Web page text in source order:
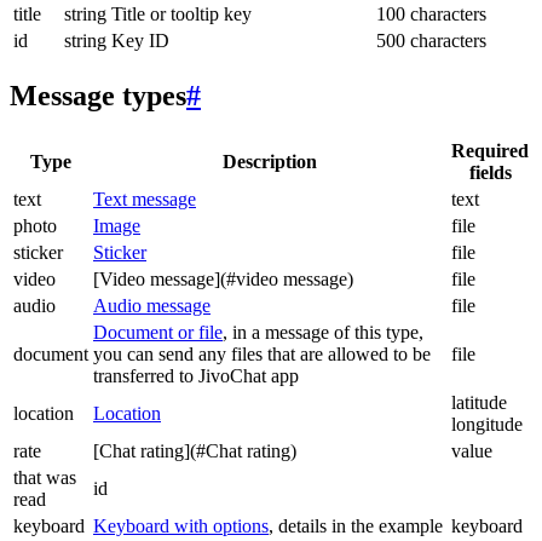
title
string Title or tooltip key
100 characters
id
string Key ID 500 characters
Message types#
Type Description
Required
fields
text
Text message
text
photo
Image
file
sticker
Sticker
file
video
[Video message](#video message)
file
audio
Audio message file
document
Document or file, in a message of this type,
you can send any files that are allowed to be
transferred to JivoChat app
file
location Location
latitude
longitude
rate
[Chat rating](#Chat rating)
value
that was
read
id
keyboard Keyboard with options, details in the example keyboard